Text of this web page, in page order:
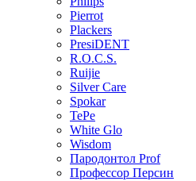
Pierrot
Plackers
PresiDENT
R.O.C.S.
Ruijie
Silver Care
Spokar
TePe
White Glo
Wisdom
Пародонтол Prof
Профессор Персин